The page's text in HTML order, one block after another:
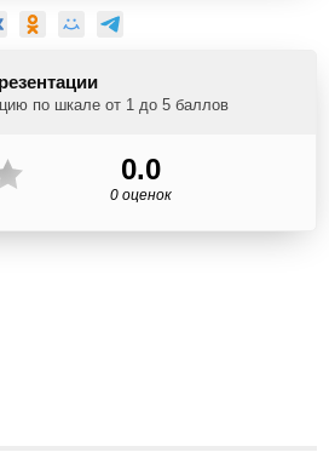
по шкале от 1 до 5 баллов
0.0
0 оценок